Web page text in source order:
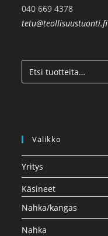
040 669 4378
tetu@teollisuustuonti.fi
Valikko
Yritys
Käsineet
Nahka/kangas
Nahka